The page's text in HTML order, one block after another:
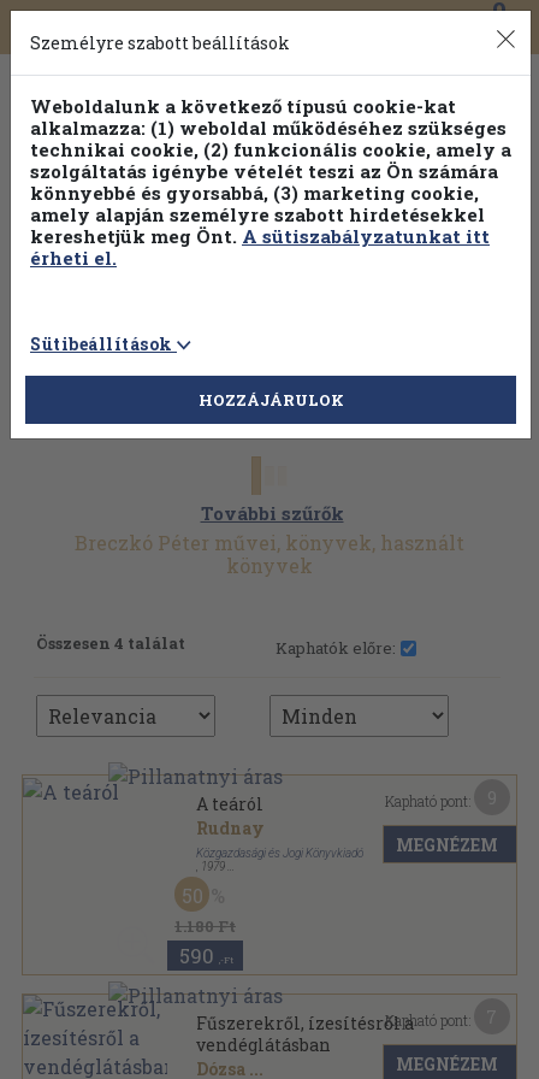
Toggle
navigation
0
Válogasson több mint 30 000 kötet közül
Hobbi témakörökben20% kedvezménnyel!
További szűrők
Breczkó Péter művei, könyvek, használt
könyvek
Összesen 4 találat Kaphatók előre:
A teáról
Rudnay
Közgazdasági és Jogi Könyvkiadó
1979
Tűzött kötés
1.180 Ft
50
590 ,-Ft
Kapható pont:
MEGNÉZEM
Fűszerekről, ízesítésről a
vendéglátásban
Dózsa ...
Kapható pont:
MEGNÉZEM
Személyre szabott beállítások
Weboldalunk a következő típusú cookie-kat
alkalmazza: (1) weboldal működéséhez szükséges
technikai cookie, (2) funkcionális cookie, amely a
szolgáltatás igénybe vételét teszi az Ön számára
könnyebbé és gyorsabbá, (3) marketing cookie,
amely alapján személyre szabott hirdetésekkel
kereshetjük meg Önt. A sütiszabályzatunkat itt
érheti el.
Sütibeállítások
HOZZÁJÁRULOK